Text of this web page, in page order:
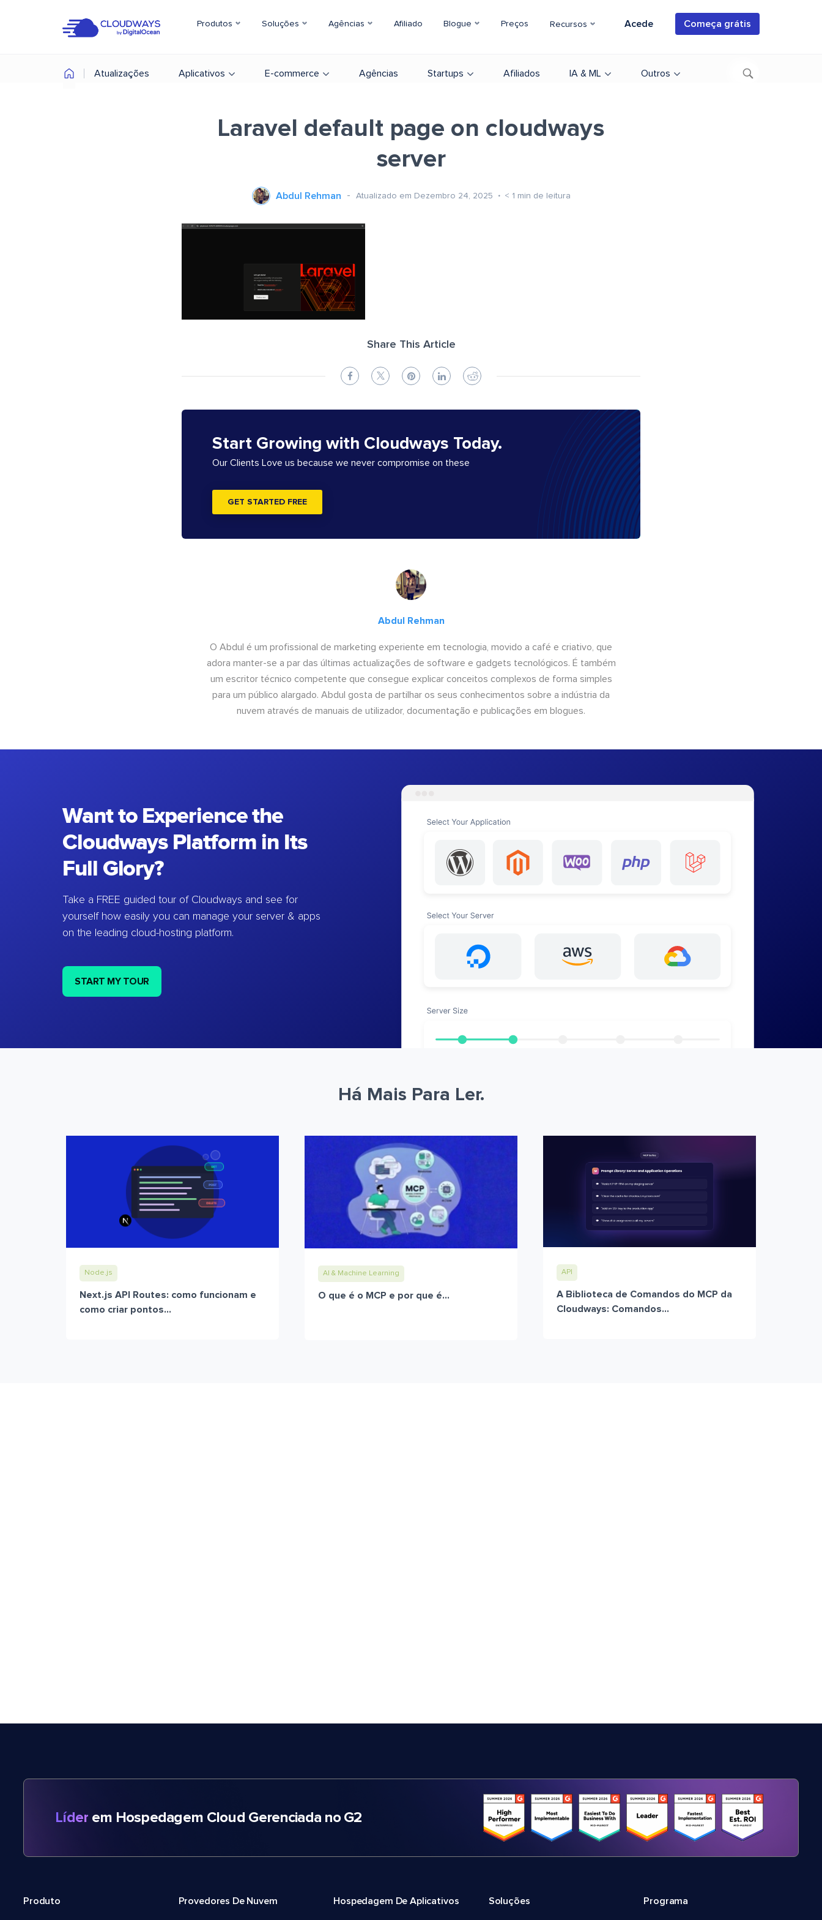
Produtos Soluções Agências Afiliado Blogue Preços Recursos Acede Começa grátis
Atualizações Aplicativos E-commerce Agências Startups Afiliados IA & ML Outros
Laravel default page on cloudways
server
Abdul Rehman Atualizado em Dezembro 24, 2025 < 1 min de leitura
Share This Article
Start Growing with Cloudways Today.
Our Clients Love us because we never compromise on these
GET STARTED FREE
Abdul Rehman
O Abdul é um profissional de marketing experiente em tecnologia, movido a café e criativo, que
adora manter-se a par das últimas actualizações de software e gadgets tecnológicos. É também
um escritor técnico competente que consegue explicar conceitos complexos de forma simples
para um público alargado. Abdul gosta de partilhar os seus conhecimentos sobre a indústria da
nuvem através de manuais de utilizador, documentação e publicações em blogues.
Want to Experience the
Cloudways Platform in Its
Full Glory?
Take a FREE guided tour of Cloudways and see for
yourself how easily you can manage your server & apps
on the leading cloud-hosting platform.
START MY TOUR
Há Mais Para Ler.
Node.js
Next.js API Routes: como funcionam e
como criar pontos...
AI & Machine Learning
O que é o MCP e por que é...
API
A Biblioteca de Comandos do MCP da
Cloudways: Comandos...
Líder em Hospedagem Cloud Gerenciada no G2
Produto Provedores De Nuvem Hospedagem De Aplicativos Soluções Programa